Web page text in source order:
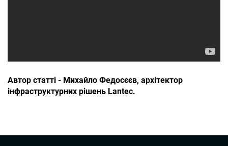
Автор статті - Михайло Федосєєв, архітектор
інфраструктурних рішень Lantec.